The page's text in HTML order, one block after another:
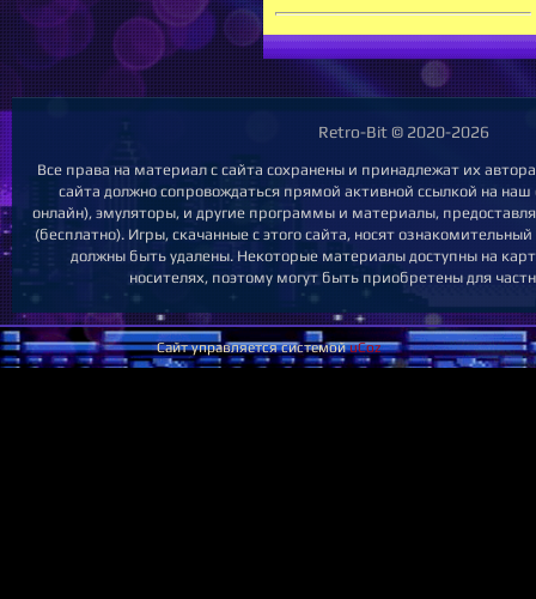
Retro-Bit © 2020-2026
Все права на материал с сайта сохранены и принадлежат их
сайта должно сопровождаться прямой активной ссылкой на наш
онлайн), эмуляторы, и другие программы и материалы,
(бесплатно). Игры, скачанные с этого сайта, носят
должны быть удалены. Некоторые материалы доступны на
носителях, поэтому могут быть приобретены для
Сайт управляется системойuCoz